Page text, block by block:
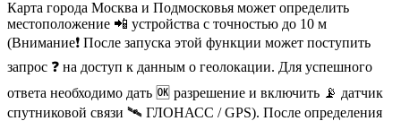
Карта города Москва и Подмосковья может определить
местоположение 📲 устройства с точностью до 10 м
(Внимание❗ После запуска этой функции может поступить
запрос ❓ на доступ к данным о геолокации. Для успешного
ответа необходимо дать 🆗 разрешение и включить 📡 датчик
спутниковой связи 🛰️ ГЛОНАСС / GPS). После определения